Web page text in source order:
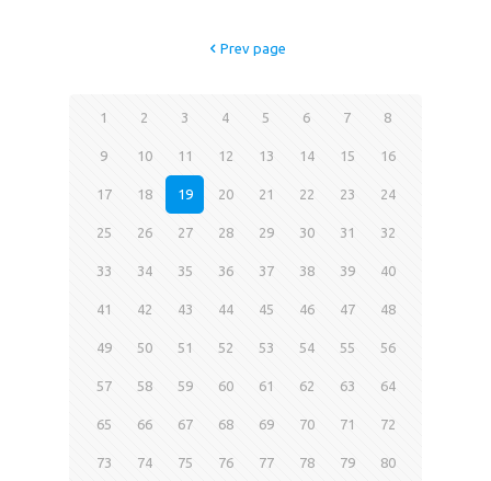
Prev page
1 2 3 4 5 6 7 8
9 10 11 12 13 14 15 16
17 18 19 20 21 22 23 24
25 26 27 28 29 30 31 32
33 34 35 36 37 38 39 40
41 42 43 44 45 46 47 48
49 50 51 52 53 54 55 56
57 58 59 60 61 62 63 64
65 66 67 68 69 70 71 72
73 74 75 76 77 78 79 80